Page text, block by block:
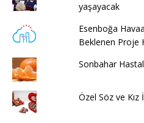
yaşayacak
Esenboğa
Beklenen Proje
Sonbahar
Özel Söz ve